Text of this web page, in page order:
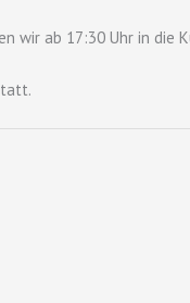
wir ab 17:30 Uhr in die